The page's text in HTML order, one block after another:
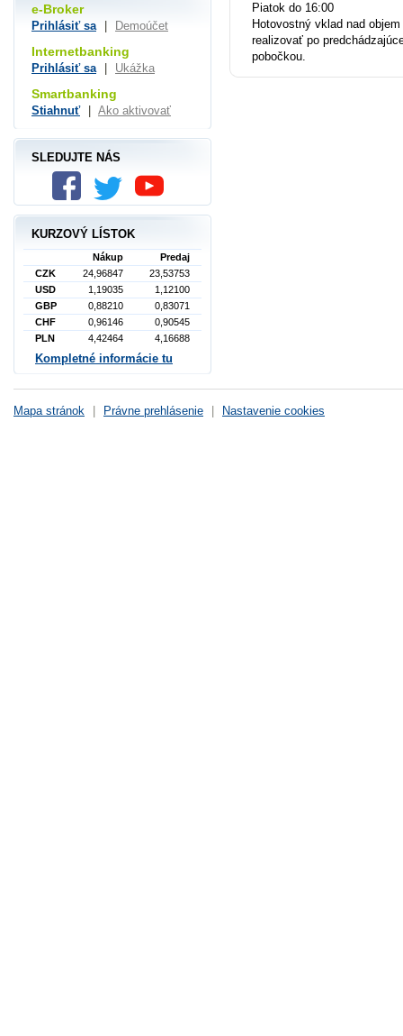
Piatok do 16:00
Hotovostný vklad nad
realizovať po
pobočkou.
e-Broker
Prihlásiť sa Demoúčet
Internetbanking
Prihlásiť sa Ukážka
Smartbanking
Stiahnuť Ako aktivovať
SLEDUJTE NÁS
KURZOVÝ LÍSTOK
Nákup
Predaj
CZK
24,96847
23,53753
USD
1,19035
1,12100
GBP
0,88210
0,83071
CHF
0,96146
0,90545
PLN
4,42464 4,16688
Kompletné informácie tu
Mapa stránok Právne prehlásenie Nastavenie cookies